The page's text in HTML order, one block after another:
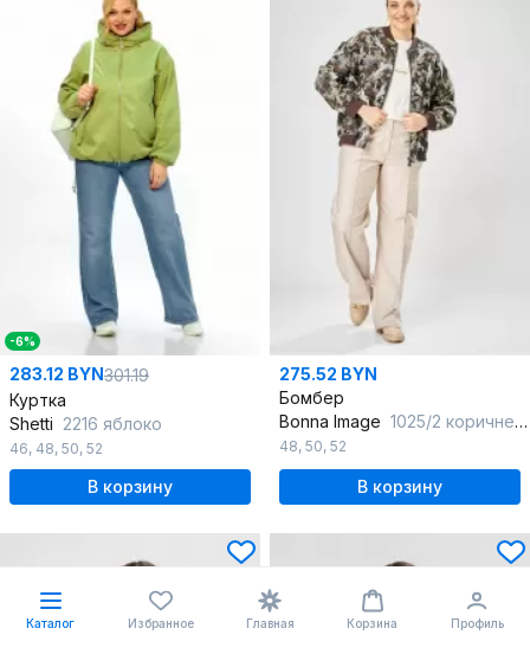
-6%
283.12 BYN301.19
Куртка
Shetti 2216 яблоко
46, 48, 50, 52
В корзину
275.52 BYN
Бомбер
Bonna Image 1025/2 коричневый
48, 50, 52
В корзину
Каталог Избранное Главная Корзина Профиль